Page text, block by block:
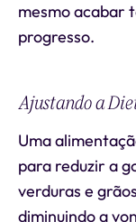
mesmo acabar
progresso.
Ajustando a
Uma
para reduzir a
verduras e
diminuindo a